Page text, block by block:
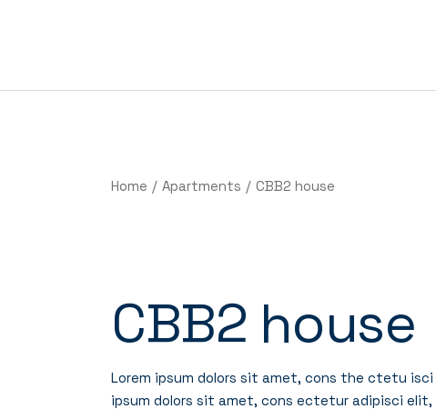
Home Apartments CBB2 house
CBB2 house
Lorem ipsum dolors sit amet, cons the ctetu
ipsum dolors sit amet, cons ectetur adipisci